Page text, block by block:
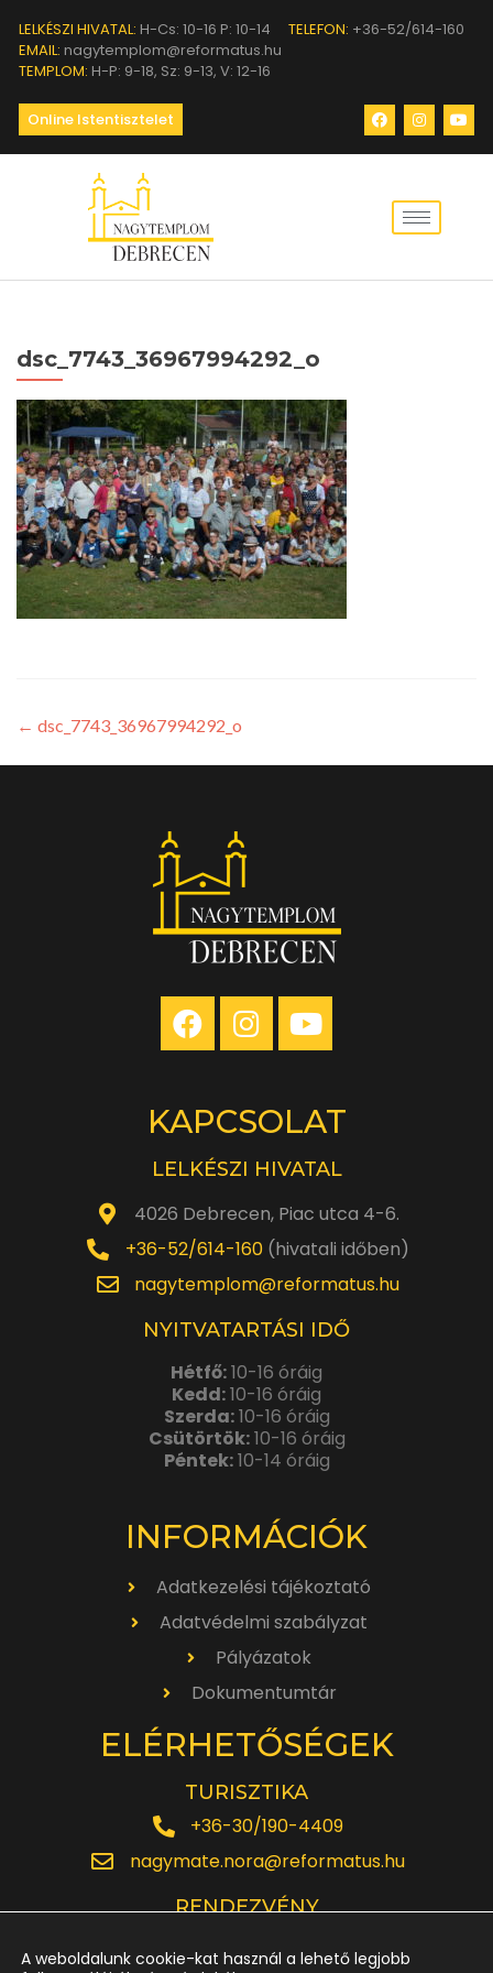
LELKÉSZI HIVATAL: H-Cs: 10-16 P: 10-14 TELEFON: +36-52/614-160
EMAIL: nagytemplom@reformatus.hu
TEMPLOM: H-P: 9-18, Sz: 9-13, V: 12-16
Online Istentisztelet
dsc_7743_36967994292_o
← dsc_7743_36967994292_o
KAPCSOLAT
LELKÉSZI HIVATAL
4026 Debrecen, Piac utca 4-6.
+36-52/614-160(hivatali időben)
nagytemplom@reformatus.hu
NYITVATARTÁSI IDŐ
Hétfő:10-16 óráig
Kedd:10-16 óráig
Szerda:10-16 óráig
Csütörtök:10-16 óráig
Péntek:10-14 óráig
INFORMÁCIÓK
Adatkezelési tájékoztató
Adatvédelmi szabályzat
Pályázatok
Dokumentumtár
ELÉRHETŐSÉGEK
TURISZTIKA
+36-30/190-4409
nagymate.nora@reformatus.hu
RENDEZVÉNY
A weboldalunk cookie-kat használ a lehető legjobb